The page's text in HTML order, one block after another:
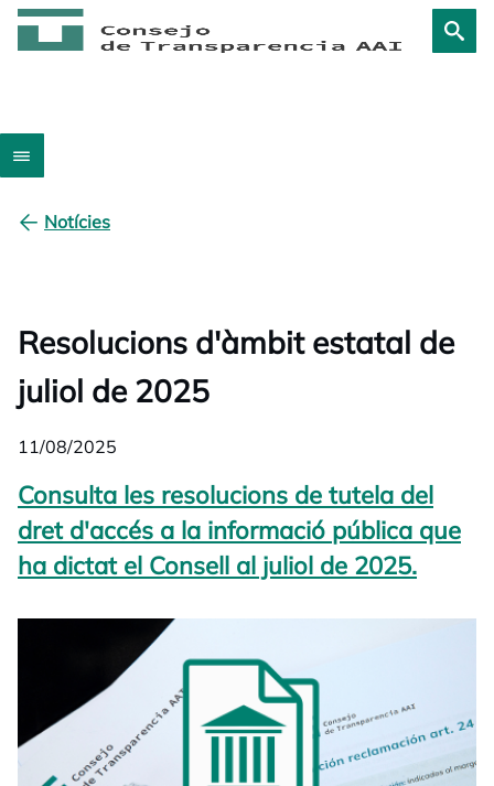
Notícies
Resolucions d'àmbit estatal de
juliol de 2025
11/08/2025
Consulta les resolucions de tutela del
dret d'accés a la informació pública que
ha dictat el Consell al juliol de 2025.